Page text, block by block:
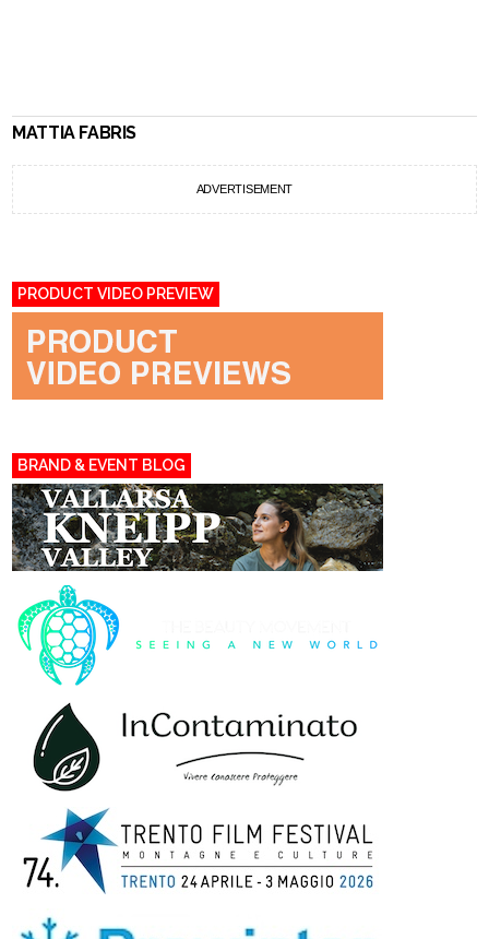
MATTIA FABRIS
ADVERTISEMENT
PRODUCT VIDEO PREVIEW
BRAND & EVENT BLOG